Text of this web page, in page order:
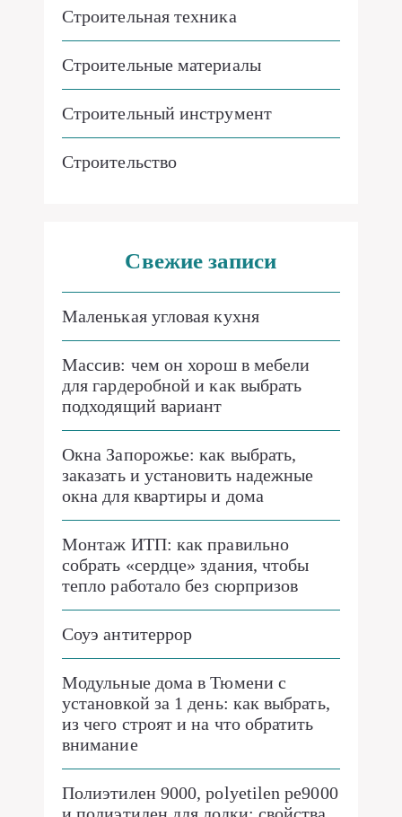
Строительная техника
Строительные материалы
Строительный инструмент
Строительство
Свежие записи
Маленькая угловая кухня
Массив: чем он хорош в мебели
для гардеробной и как выбрать
подходящий вариант
Окна Запорожье: как выбрать,
заказать и установить надежные
окна для квартиры и дома
Монтаж ИТП: как правильно
собрать «сердце» здания, чтобы
тепло работало без сюрпризов
Соуэ антитеррор
Модульные дома в Тюмени с
установкой за 1 день: как выбрать,
из чего строят и на что обратить
внимание
Полиэтилен 9000, polyetilen pe9000